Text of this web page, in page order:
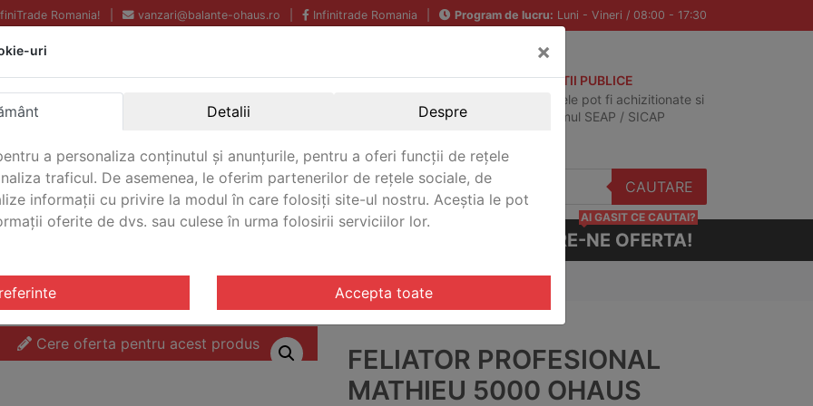
Romania! vanzari@balante-ohaus.ro Infinitrade Romania Program de lucru: Luni - Vineri / 08:00 - 17:30
Echipamente profesionale
pentru laborator.
Garantie Internationala.
ACHIZITII PUBLICE
Produsele pot fi achizitionate si
in sistemul SEAP / SICAP
CAUTARE
CERE-NE OFERTA!
AI GASIT CE CAUTAI?
5000/ Feliator profesional Mathieu 5000 Ohaus M50C350B3S
Cere oferta pentru acest produs
FELIATOR PROFESIONAL
MATHIEU 5000 OHAUS
uri ×
Detalii Despre
a personaliza conținutul și anunțurile, pentru a oferi funcții de rețele
traficul. De asemenea, le oferim partenerilor de rețele sociale, de
informații cu privire la modul în care folosiți site-ul nostru. Aceștia le pot
oferite de dvs. sau culese în urma folosirii serviciilor lor.
Accepta toate